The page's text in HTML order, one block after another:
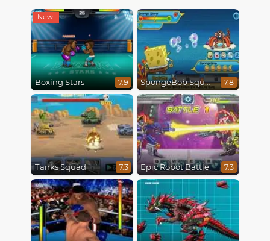
Boxing Stars 7.9 SpongeBob SquarePants : Monster Island Adventures 7.8
Tanks Squad 7.3 Epic Robot Battle 7.3